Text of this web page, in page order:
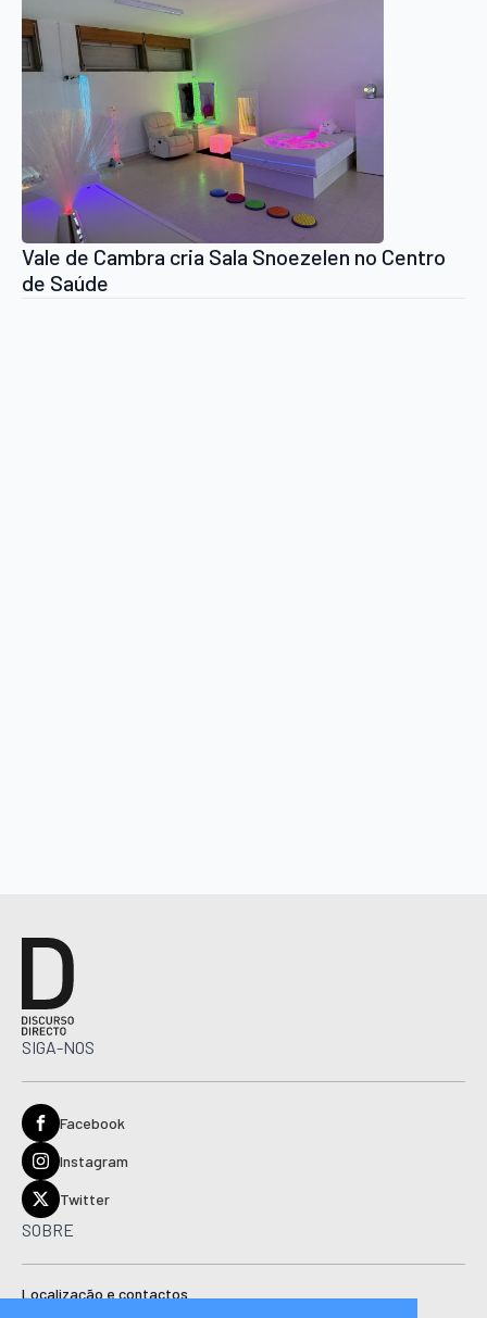
Vale de Cambra cria Sala Snoezelen no Centro
de Saúde
SIGA-NOS
Facebook
Instagram
Twitter
SOBRE
Localização e contactos